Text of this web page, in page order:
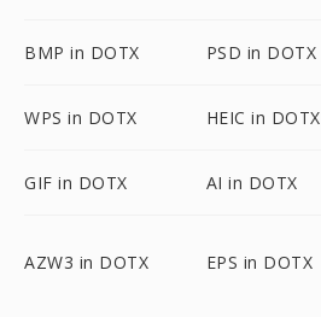
BMP in DOTX PSD in DOTX
WPS in DOTX HEIC in DOTX
GIF in DOTX AI in DOTX
AZW3 in DOTX EPS in DOTX